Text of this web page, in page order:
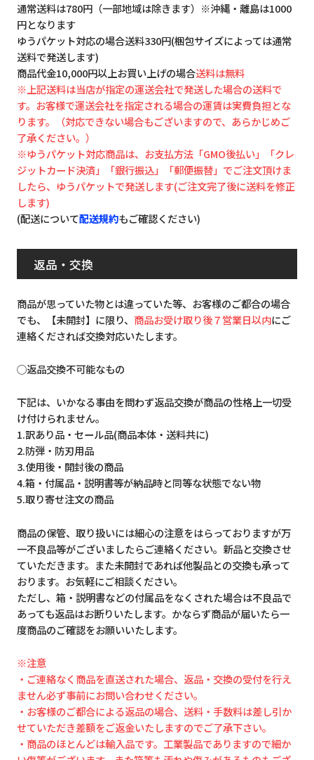
通常送料は780円（一部地域は除きます）※沖縄・離島は1000
円となります
ゆうパケット対応の場合送料330円(梱包サイズによっては通常
送料で発送します)
商品代金10,000円以上お買い上げの場合送料は無料
※上記送料は当店が指定の運送会社で発送した場合の送料で
す。お客様で運送会社を指定される場合の運賃は実費負担とな
ります。（対応できない場合もございますので、あらかじめご
了承ください。）
※ゆうパケット対応商品は、お支払方法「GMO後払い」「クレ
ジットカード決済」「銀行振込」「郵便振替」でご注文頂けま
したら、ゆうパケットで発送します(ご注文完了後に送料を修正
します)
(配送について配送規約もご確認ください)
返品・交換
商品が思っていた物とは違っていた等、お客様のご都合の場合
でも、【未開封】に限り、 商品お受け取り後７営業日以内にご
連絡くだされば交換対応いたします。
◯返品交換不可能なもの
下記は、いかなる事由を問わず返品交換が商品の性格上一切受
け付けられません。
1.訳あり品・セール品(商品本体・送料共に)
2.防弾・防刃用品
3.使用後・開封後の商品
4.箱・付属品・説明書等が納品時と同等な状態でない物
5.取り寄せ注文の商品
商品の保管、取り扱いには細心の注意をはらっておりますが万
一不良品等がございましたらご連絡ください。新品と交換させ
ていただきます。また未開封であれば他製品との交換も承って
おります。お気軽にご相談ください。
ただし、箱・説明書などの付属品をなくされた場合は不良品で
あっても返品はお断りいたします。かならず商品が届いたら一
度商品のご確認をお願いいたします。
※注意
・ご連絡なく商品を直送された場合、返品・交換の受付を行え
ません必ず事前にお問い合わせください。
・お客様のご都合による返品の場合、送料・手数料は差し引か
せていただき差額をご返金いたしますのでご了承下さい。
・商品のほとんどは輸入品です。工業製品でありますので細か